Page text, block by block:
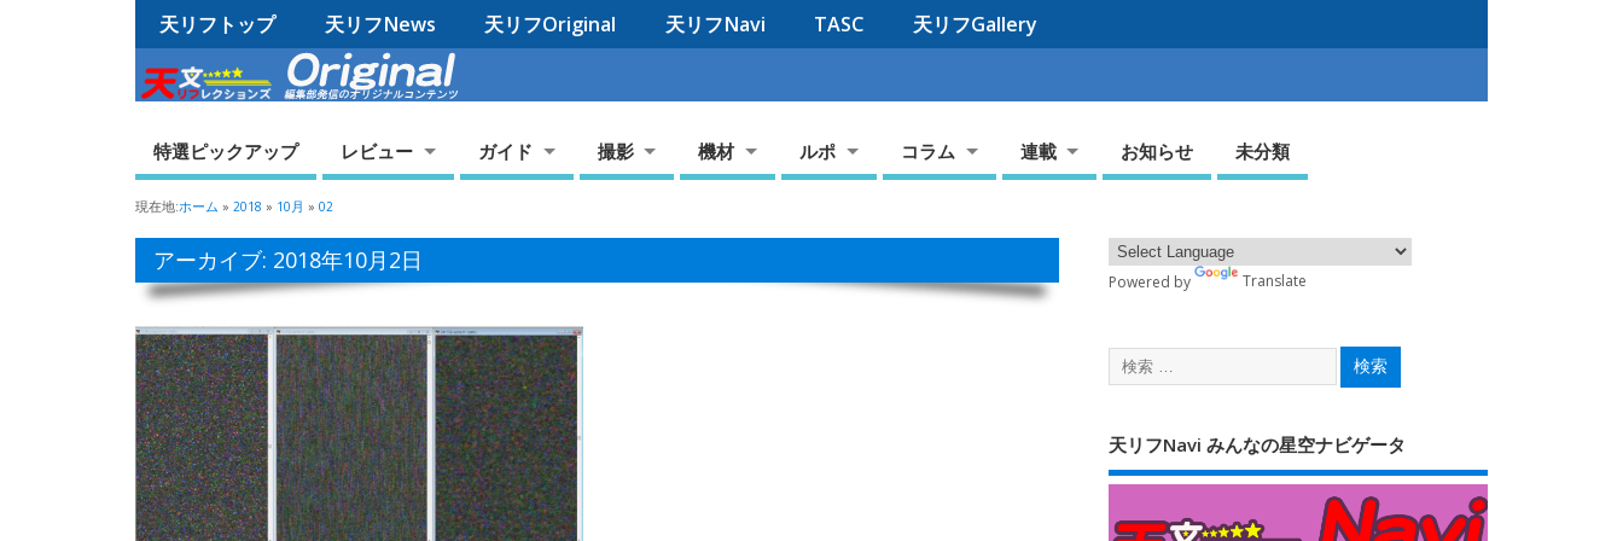
天リフトップ 天リフNews 天リフOriginal 天リフNavi TASC 天リフGallery
特選ピックアップ レビュー ガイド 撮影 機材 ルポ コラム 連載 お知らせ 未分類
現在地:ホーム » 2018 » 10月 » 02
アーカイブ: 2018年10月2日
Powered by Translate
天リフNavi みんなの星空ナビゲータ